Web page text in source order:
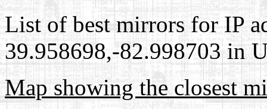
List of best mirrors for IP
39.958698,-82.998703 in
Map showing the closest